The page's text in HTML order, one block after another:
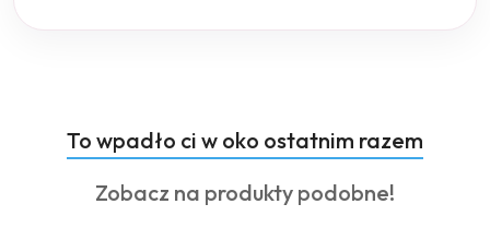
Pomiń karuzelę produktów
Produkty
o
statusie:
To wpadło ci w oko ostatnim razem
Produkty
Zobacz na produkty podobne!